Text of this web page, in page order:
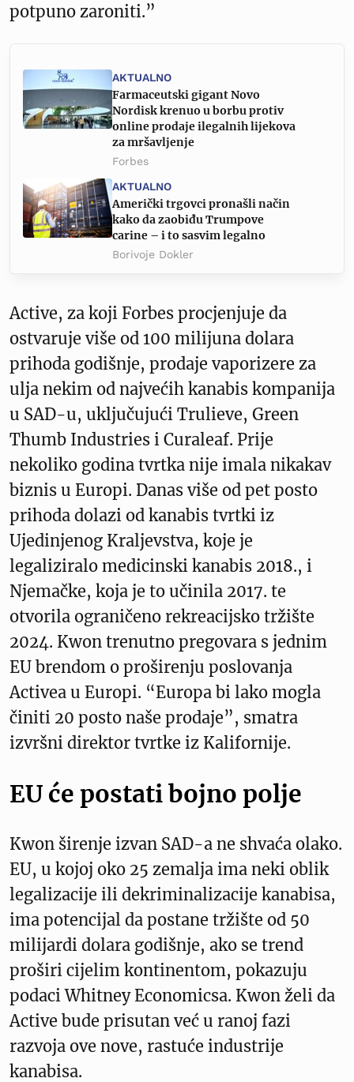
potpuno zaroniti.”
AKTUALNO
Farmaceutski gigant Novo
Nordisk krenuo u borbu protiv
online prodaje ilegalnih lijekova
za mršavljenje
Forbes
AKTUALNO
Američki trgovci pronašli način
kako da zaobiđu Trumpove
carine – i to sasvim legalno
Borivoje Dokler
Active, za koji Forbes procjenjuje da
ostvaruje više od 100 milijuna dolara
prihoda godišnje, prodaje vaporizere za
ulja nekim od najvećih kanabis kompanija
u SAD-u, uključujući Trulieve, Green
Thumb Industries i Curaleaf. Prije
nekoliko godina tvrtka nije imala nikakav
biznis u Europi. Danas više od pet posto
prihoda dolazi od kanabis tvrtki iz
Ujedinjenog Kraljevstva, koje je
legaliziralo medicinski kanabis 2018., i
Njemačke, koja je to učinila 2017. te
otvorila ograničeno rekreacijsko tržište
2024. Kwon trenutno pregovara s jednim
EU brendom o proširenju poslovanja
Activea u Europi. “Europa bi lako mogla
činiti 20 posto naše prodaje”, smatra
izvršni direktor tvrtke iz Kalifornije.
EU će postati bojno polje
Kwon širenje izvan SAD-a ne shvaća olako.
EU, u kojoj oko 25 zemalja ima neki oblik
legalizacije ili dekriminalizacije kanabisa,
ima potencijal da postane tržište od 50
milijardi dolara godišnje, ako se trend
proširi cijelim kontinentom, pokazuju
podaci Whitney Economicsa. Kwon želi da
Active bude prisutan već u ranoj fazi
razvoja ove nove, rastuće industrije
kanabisa.